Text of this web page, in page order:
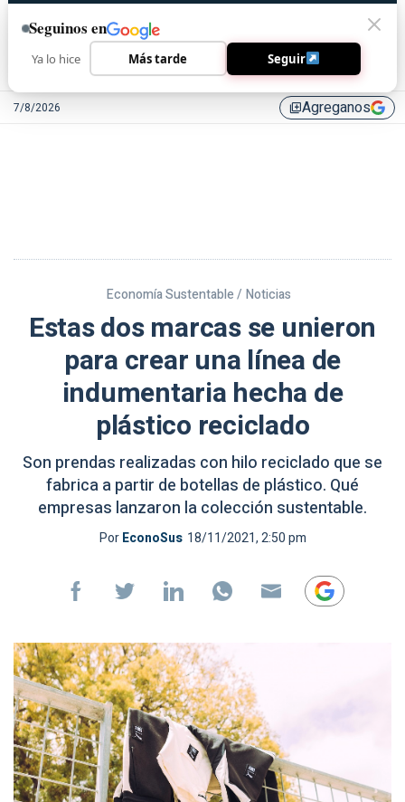
7/8/2026 library_addAgreganos
Economía Sustentable / Noticias
Estas dos marcas se unieron
para crear una línea de
indumentaria hecha de
plástico reciclado
Son prendas realizadas con hilo reciclado que se
fabrica a partir de botellas de plástico. Qué
empresas lanzaron la colección sustentable.
PorEconoSus 18/11/2021, 2:50 pm
Seguinos en
Ya lo hice Más tarde Seguir